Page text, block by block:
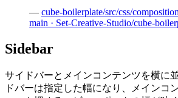
— cube-boilerplate/src/css/
main · Set-Creative-Studio/cube-
Sidebar
サイドバーとメインコンテンツを横に
ドバーは指定した幅になり、メインコ